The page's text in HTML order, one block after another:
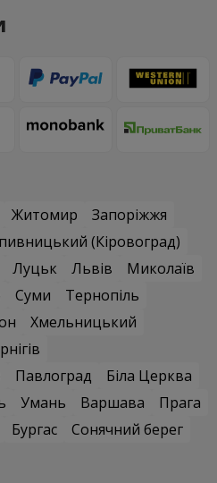
Житомир
Запоріжжя
(Кіровоград)
Луцьк Львів
Миколаїв
Суми
Тернопіль
Хмельницький
Павлоград
Біла Церква
Умань Варшава
Прага
Бургас
Сонячний берег